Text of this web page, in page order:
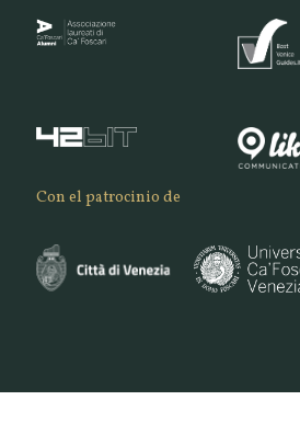
Con el patrocinio de